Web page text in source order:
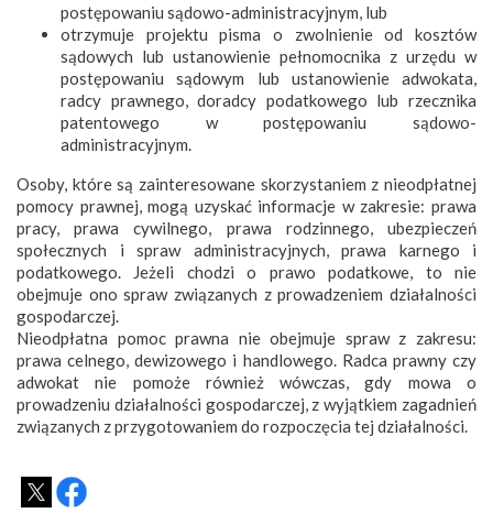
postępowaniu sądowo-administracyjnym, lub
otrzymuje projektu pisma o zwolnienie od kosztów
sądowych lub ustanowienie pełnomocnika z urzędu w
postępowaniu sądowym lub ustanowienie adwokata,
radcy prawnego, doradcy podatkowego lub rzecznika
patentowego w postępowaniu sądowo-
administracyjnym.
Osoby, które są zainteresowane skorzystaniem z nieodpłatnej
pomocy prawnej, mogą uzyskać informacje w zakresie: prawa
pracy, prawa cywilnego, prawa rodzinnego, ubezpieczeń
społecznych i spraw administracyjnych, prawa karnego i
podatkowego. Jeżeli chodzi o prawo podatkowe, to nie
obejmuje ono spraw związanych z prowadzeniem działalności
gospodarczej.
Nieodpłatna pomoc prawna nie obejmuje spraw z zakresu:
prawa celnego, dewizowego i handlowego. Radca prawny czy
adwokat nie pomoże również wówczas, gdy mowa o
prowadzeniu działalności gospodarczej, z wyjątkiem zagadnień
związanych z przygotowaniem do rozpoczęcia tej działalności.